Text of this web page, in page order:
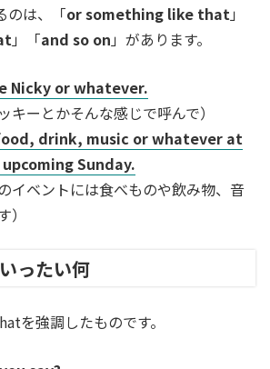
のは、「or something like that」
」「and so on 」があります。
Nicky or whatever.
キーとかそんな感じで呼んで）
drink, music or whatever at
Sunday.
イベントには食べものや飲み物、音
ったい何
を強調したものです。